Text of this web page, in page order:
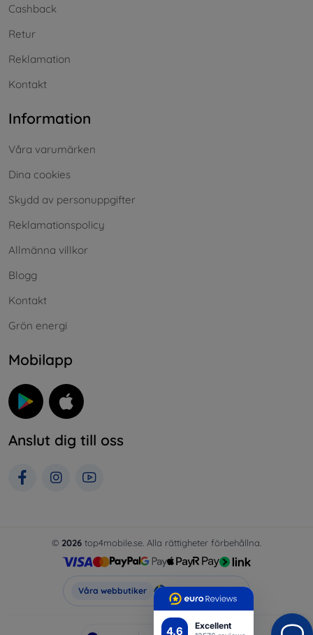
4.6 Excellent
Cashback
Retur
Reklamation
Kontakt
Information
Våra varumärken
Dina cookies
Skydd av personuppgifter
Reklamationspolicy
Allmänna villkor
Blogg
Kontakt
Grön energi
Mobilapp
Anslut dig till oss
© 2026 top4mobile.se. Alla rättigheter förbehållna.
Våra webbutiker Top4Mobile.se